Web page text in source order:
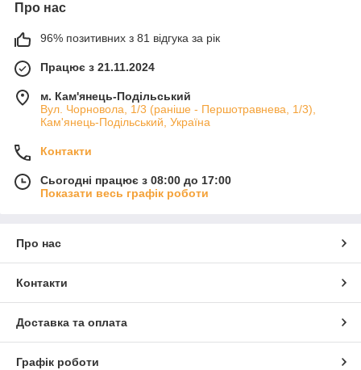
Про нас
96% позитивних з 81 відгука за рік
Працює з 21.11.2024
м. Кам'янець-Подільський
Вул. Чорновола, 1/3 (раніше - Першотравнева, 1/3),
Кам'янець-Подільський, Україна
Контакти
Сьогодні працює з 08:00 до 17:00
Показати весь графік роботи
Про нас
Контакти
Доставка та оплата
Графік роботи